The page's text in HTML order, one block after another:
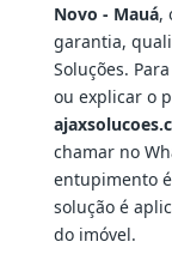
Novo - Mauá,
garantia,
Soluções.
ou explicar o
chamar no
entupimento
solução é
do imóvel.